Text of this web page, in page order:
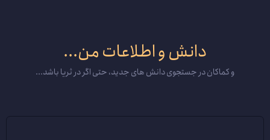
دانش و اطلاعات من...
و کماکان در جستجوی دانش های جدید، حتی اگر در ثریا باشد...